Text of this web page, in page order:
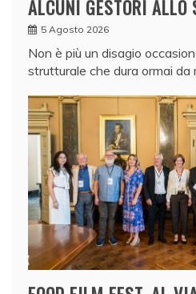
ALCUNI GESTORI ALLO
5 Agosto 2026
Non è più un disagio
strutturale che dura ormai da